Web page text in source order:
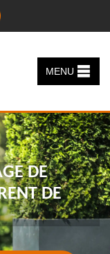
MENU
DE
DE